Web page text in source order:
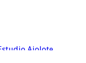
Ajolote